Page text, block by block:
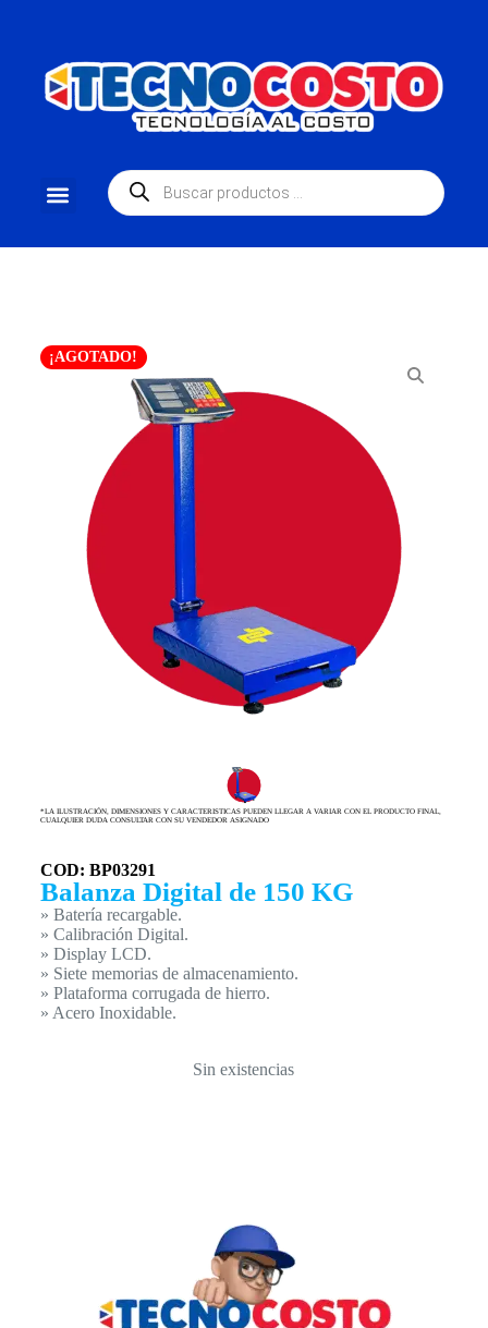
¡AGOTADO!
*LA ILUSTRACIÓN, DIMENSIONES Y CARACTERISTICAS PUEDEN LLEGAR A VARIAR CON EL PRODUCTO FINAL,
CUALQUIER DUDA CONSULTAR CON SU VENDEDOR ASIGNADO
COD: BP03291
Balanza Digital de 150 KG
» Batería recargable.
» Calibración Digital.
» Display LCD.
» Siete memorias de almacenamiento.
» Plataforma corrugada de hierro.
» Acero Inoxidable.
Sin existencias